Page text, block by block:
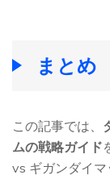
まとめ
この記事では、
ムの戦略ガイド
vs ギガンダイ